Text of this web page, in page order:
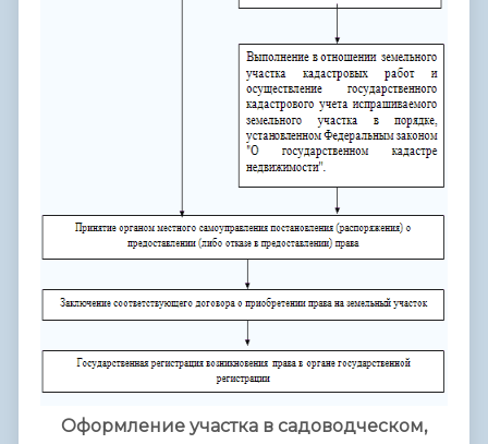
Оформление участка в садоводческом,